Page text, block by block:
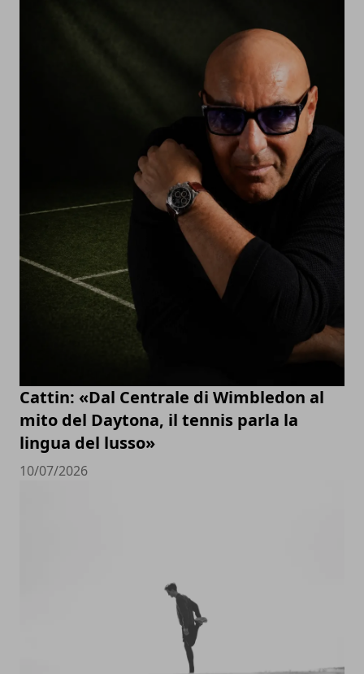
Cattin: «Dal Centrale di Wimbledon al
mito del Daytona, il tennis parla la
lingua del lusso»
10/07/2026